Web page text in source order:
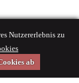
Nutzererlebnis zu
ab